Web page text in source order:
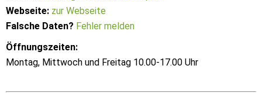
Webseite: zur Webseite
Falsche Daten? Fehler melden
Öffnungszeiten:
Montag, Mittwoch und Freitag 10.00-17.00 Uhr